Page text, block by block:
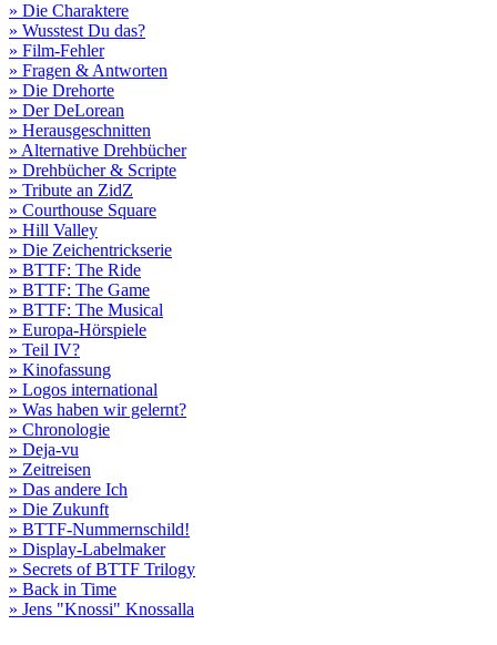
» Die Charaktere
» Wusstest Du das?
» Film-Fehler
» Fragen & Antworten
» Die Drehorte
» Der DeLorean
» Herausgeschnitten
» Alternative Drehbücher
» Drehbücher & Scripte
» Tribute an ZidZ
» Courthouse Square
» Hill Valley
» Die Zeichentrickserie
» BTTF: The Ride
» BTTF: The Game
» BTTF: The Musical
» Europa-Hörspiele
» Teil IV?
» Kinofassung
» Logos international
» Was haben wir gelernt?
» Chronologie
» Deja-vu
» Zeitreisen
» Das andere Ich
» Die Zukunft
» BTTF-Nummernschild!
» Display-Labelmaker
» Secrets of BTTF Trilogy
» Back in Time
» Jens "Knossi" Knossalla